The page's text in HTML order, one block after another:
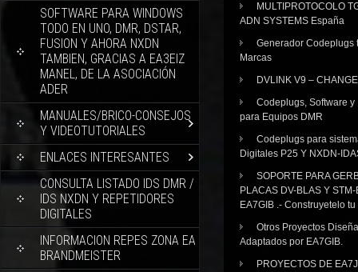
SOFTWARE PARA WINDOWS
TODO EN UNO, DMR, DSTAR,
FUSION Y AHORA NXDN
TAMBIEN, GRACIAS A EA3EIZ
MANEL, DE LA ASOCIACIÓN
ADER
MANUALES/BRICO-CONSEJOS
Y VIDEOTUTORIALES
ENLACES INTERESANTES
CONSULTA LISTADO IDS DMR /
IDS NXDN Y REPETIDORES
DIGITALES
INFORMACION REPES ZONA EA
BRANDMEISTER
MULTIPROTOCOLO
ADN SYSTEMS España
Generador Codeplugs
Marcas
DVLINK V9 –
Codeplugs, Software y
para Equipos DMR
Codeplugs para
Digitales P25 Y NXDN-
SOPORTE PARA
PLACAS DV-BLAS Y
EA7GIB .- Construyetelo
Otros Proyectos
Adaptados por EA7GIB.
PROYECTOS DE